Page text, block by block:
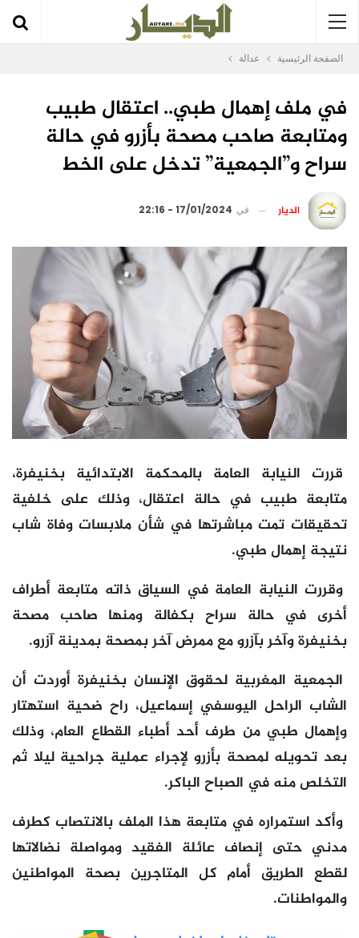
الصفحة الرئيسية عدالة
في ملف إهمال طبي.. اعتقال طبيب
ومتابعة صاحب مصحة بأزرو في حالة
سراح و”الجمعية” تدخل على الخط
الديار في 17/01/2024 - 22:16
قررت النيابة العامة بالمحكمة الابتدائية بخنيفرة،
متابعة طبيب في حالة اعتقال، وذلك على خلفية
تحقيقات تمت مباشرتها في شأن ملابسات وفاة شاب
نتيجة إهمال طبي.
وقررت النيابة العامة في السياق ذاته متابعة أطراف
أخرى في حالة سراح بكفالة ومنها صاحب مصحة
بخنيفرة وآخر بآزرو مع ممرض آخر بمصحة بمدينة آزرو.
الجمعية المغربية لحقوق الإنسان بخنيفرة أوردت أن
الشاب الراحل اليوسفي إسماعيل، راح ضحية استهتار
وإهمال طبي من طرف أحد أطباء القطاع العام، وذلك
بعد تحويله لمصحة بأزرو لإجراء عملية جراحية ليلا ثم
التخلص منه في الصباح الباكر.
وأكد استمراره في متابعة هذا الملف بالانتصاب كطرف
مدني حتى إنصاف عائلة الفقيد ومواصلة نضالاتها
لقطع الطريق أمام كل المتاجرين بصحة المواطنين
والمواطنات.